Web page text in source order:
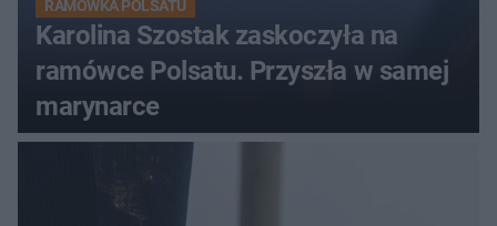
RAMÓWKA POLSATU
Karolina Szostak zaskoczyła na
ramówce Polsatu. Przyszła w samej
marynarce